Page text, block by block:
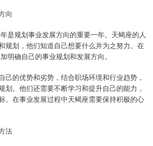
向
是规划事业发展方向的重要一年。天蝎座的人
规划，他们知道自己想要什么并为之努力。在
明确自己的事业规划和发展方向。
己的优势和劣势，结合职场环境和行业趋势，
划。他们还需要不断学习和提升自己的能力，
。在事业发展过程中天蝎座需要保持积极的心
法